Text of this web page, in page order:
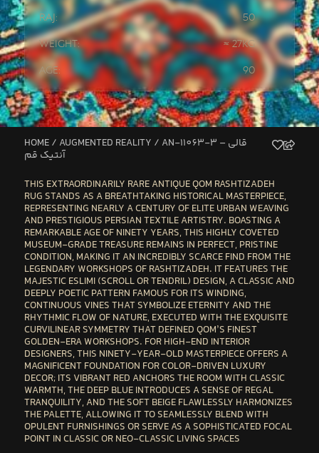
Raj: 50
Weight: ≈ 27kg
Age: 90
HOME/ AUGMENTED REALITY / AN-11063-3 – قالی
آنتیک قم
THIS EXTRAORDINARILY RARE ANTIQUE QOM RASHTIZADEH
RUGSTANDS AS A BREATHTAKING HISTORICAL MASTERPIECE,
REPRESENTING NEARLY A CENTURY OF ELITE URBAN WEAVING
AND PRESTIGIOUS PERSIAN TEXTILE ARTISTRY. BOASTING A
REMARKABLE AGE OF NINETY YEARS, THIS HIGHLY COVETED
MUSEUM-GRADE TREASURE REMAINS IN PERFECT, PRISTINE
CONDITION, MAKING IT AN INCREDIBLY SCARCE FIND FROM THE
LEGENDARY WORKSHOPS OF RASHTIZADEH. IT FEATURES THE
MAJESTIC ESLIMI (SCROLL OR TENDRIL) DESIGN, A CLASSIC AND
DEEPLY POETIC PATTERN FAMOUS FOR ITS WINDING,
CONTINUOUS VINES THAT SYMBOLIZE ETERNITY AND THE
RHYTHMIC FLOW OF NATURE, EXECUTED WITH THE EXQUISITE
CURVILINEAR SYMMETRY THAT DEFINED QOM’S FINEST
GOLDEN-ERA WORKSHOPS. FOR HIGH-END INTERIOR
DESIGNERS, THIS NINETY-YEAR-OLD MASTERPIECE OFFERS A
MAGNIFICENT FOUNDATION FOR COLOR-DRIVEN LUXURY
DECOR; ITS VIBRANT RED ANCHORS THE ROOM WITH CLASSIC
WARMTH, THE DEEP BLUE INTRODUCES A SENSE OF REGAL
TRANQUILITY, AND THE SOFT BEIGE FLAWLESSLY HARMONIZES
THE PALETTE, ALLOWING IT TO SEAMLESSLY BLEND WITH
OPULENT FURNISHINGS OR SERVE AS A SOPHISTICATED FOCAL
POINT IN CLASSIC OR NEO-CLASSIC LIVING SPACES